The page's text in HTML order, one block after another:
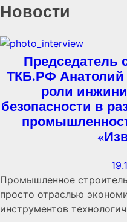
Новости
Председатель
ТКБ.РФ Анатолий
роли
безопасности в
Промышленное
просто отраслью
инструментов